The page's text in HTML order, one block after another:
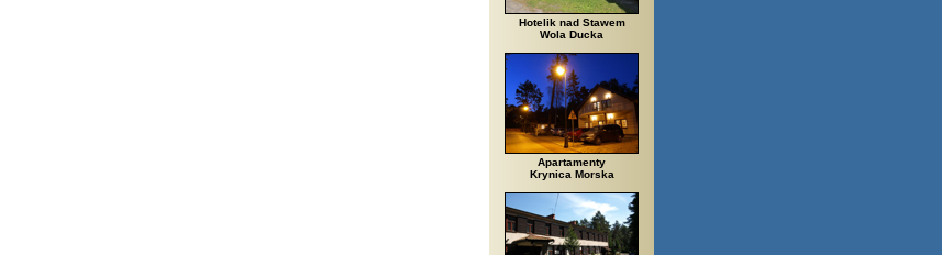
Hotelik nad Stawem
Wola Ducka
Apartamenty
Krynica Morska